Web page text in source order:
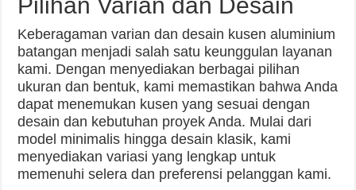
Keberagaman varian dan desain kusen aluminium
batangan menjadi salah satu keunggulan layanan
kami. Dengan menyediakan berbagai pilihan
ukuran dan bentuk, kami memastikan bahwa Anda
dapat menemukan kusen yang sesuai dengan
desain dan kebutuhan proyek Anda. Mulai dari
model minimalis hingga desain klasik, kami
menyediakan variasi yang lengkap untuk
memenuhi selera dan preferensi pelanggan kami.